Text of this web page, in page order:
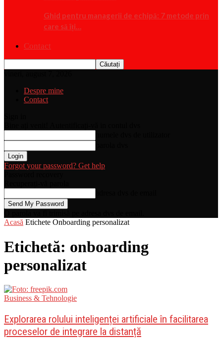
Ghid pentru managerii de echipă: 7 metode prin
care să îți…
Contact
Despre mine
Contact
Forgot your password? Get help
Acasă Etichete Onboarding personalizat
Etichetă: onboarding
personalizat
Business & Tehnologie
Explorarea rolului inteligenței artificiale în facilitarea
proceselor de integrare la distanță